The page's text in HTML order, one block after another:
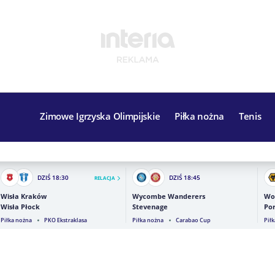
Zimowe Igrzyska Olimpijskie Piłka nożna Tenis
DZIŚ 18:30 RELACJA
Wisła Kraków
Wisła Płock
Piłka nożna PKO Ekstraklasa
DZIŚ 18:45
Wycombe Wanderers
Stevenage
Piłka nożna Carabao Cup